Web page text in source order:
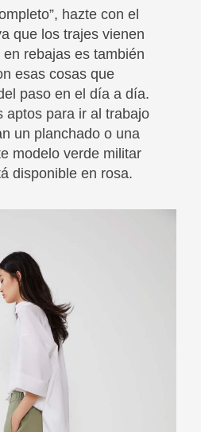
hazte con el
que los trajes vienen
rebajas es también
esas cosas que
paso en el día a día.
aptos para ir al trabajo
un planchado o una
modelo verde militar
disponible en rosa.